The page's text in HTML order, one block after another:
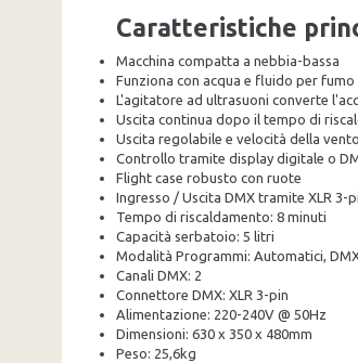
Caratteristiche
Macchina compatta a nebbia-bassa
Funziona con acqua e fluido per
L'agitatore ad ultrasuoni converte
Uscita continua dopo il tempo di
Uscita regolabile e velocità della
Controllo tramite display digitale o
Flight case robusto con ruote
Ingresso / Uscita DMX tramite XLR 3-
Tempo di riscaldamento: 8 minuti
Capacità serbatoio: 5 litri
Modalità Programmi: Automatici,
Canali DMX: 2
Connettore DMX: XLR 3-pin
Alimentazione: 220-240V @ 50Hz
Dimensioni: 630 x 350 x 480mm
Peso: 25,6kg